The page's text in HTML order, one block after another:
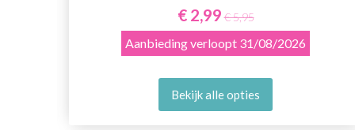
€ 2,99 € 5,95
Aanbieding verloopt 31/08/2026
Bekijk alle opties